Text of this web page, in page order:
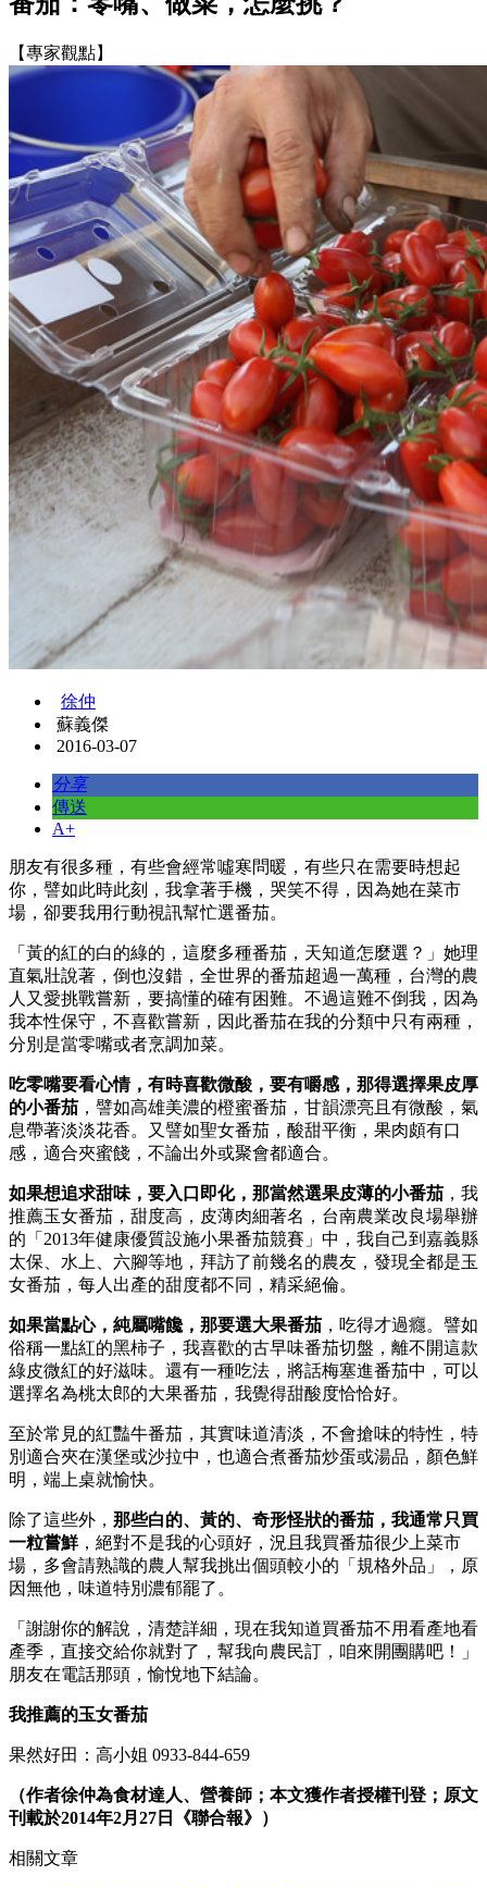
【專家觀點】
徐仲
蘇義傑
2016-03-07
分享
傳送
A+
朋友有很多種，有些會經常噓寒問暖，有些只在需要時想起
你，譬如此時此刻，我拿著手機，哭笑不得，因為她在菜市
場，卻要我用行動視訊幫忙選番茄。
「黃的紅的白的綠的，這麼多種番茄，天知道怎麼選？」她理
直氣壯說著，倒也沒錯，全世界的番茄超過一萬種，台灣的農
人又愛挑戰嘗新，要搞懂的確有困難。不過這難不倒我，因為
我本性保守，不喜歡嘗新，因此番茄在我的分類中只有兩種，
分別是當零嘴或者烹調加菜。
吃零嘴要看心情，有時喜歡微酸，要有嚼感，那得選擇果皮厚
的小番茄 ，譬如高雄美濃的橙蜜番茄，甘韻漂亮且有微酸，氣
息帶著淡淡花香。又譬如聖女番茄，酸甜平衡，果肉頗有口
感，適合夾蜜餞，不論出外或聚會都適合。
如果想追求甜味，要入口即化，那當然選果皮薄的小番茄 ，我
推薦玉女番茄，甜度高，皮薄肉細著名，台南農業改良場舉辦
的「2013年健康優質設施小果番茄競賽」中，我自己到嘉義縣
太保、水上、六腳等地，拜訪了前幾名的農友，發現全都是玉
女番茄，每人出產的甜度都不同，精采絕倫。
如果當點心，純屬嘴饞，那要選大果番茄 ，吃得才過癮。譬如
俗稱一點紅的黑柿子，我喜歡的古早味番茄切盤，離不開這款
綠皮微紅的好滋味。還有一種吃法，將話梅塞進番茄中，可以
選擇名為桃太郎的大果番茄，我覺得甜酸度恰恰好。
至於常見的紅豔牛番茄，其實味道清淡，不會搶味的特性，特
別適合夾在漢堡或沙拉中，也適合煮番茄炒蛋或湯品，顏色鮮
明，端上桌就愉快。
除了這些外， 那些白的、黃的、奇形怪狀的番茄，我通常只買
一粒嘗鮮，絕對不是我的心頭好，況且我買番茄很少上菜市
場，多會請熟識的農人幫我挑出個頭較小的「規格外品」，原
因無他，味道特別濃郁罷了。
「謝謝你的解說，清楚詳細，現在我知道買番茄不用看產地看
產季，直接交給你就對了，幫我向農民訂，咱來開團購吧！」
朋友在電話那頭，愉悅地下結論。
我推薦的玉女番茄
果然好田：高小姐 0933-844-659
（作者徐仲為食材達人、營養師；本文獲作者授權刊登；原文
刊載於2014年2月27日《聯合報》）
相關文章